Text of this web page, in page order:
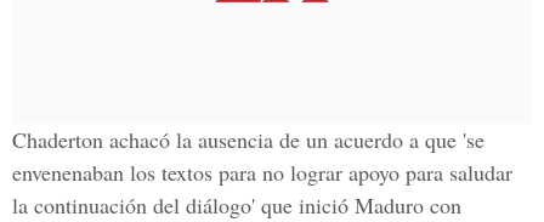
Chaderton achacó la ausencia de un acuerdo a que 'se
envenenaban los textos para no lograr apoyo para saludar
la continuación del diálogo' que inició Maduro con